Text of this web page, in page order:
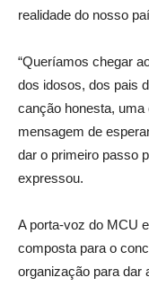
realidade do nosso
“Queríamos chegar
dos idosos, dos pais
canção honesta,
mensagem de
dar o primeiro passo
expressou.
A porta-voz do MCU
composta para o
organização para dar